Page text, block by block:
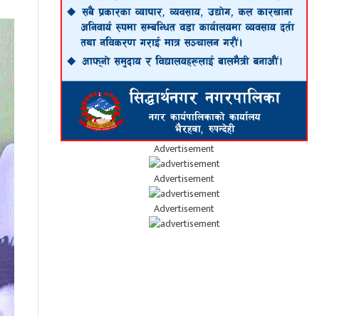
Advertisement
Advertisement
Advertisement